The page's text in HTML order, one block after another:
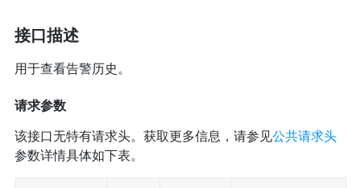
接口描述
用于查看告警历史。
请求参数
该接口无特有请求头。获取更多信息，请参见公共请求头
参数详情具体如下表。